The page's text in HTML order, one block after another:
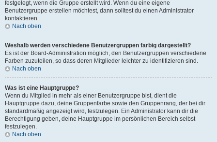
festgelegt, wenn die Gruppe erstellt wird. Wenn du eine eigene
Benutzergruppe erstellen möchtest, dann solltest du einen Administrator
kontaktieren.
Nach oben
Weshalb werden verschiedene Benutzergruppen farbig dargestellt?
Es ist der Board-Administration möglich, den Benutzergruppen verschiedene
Farben zuzuteilen, so dass deren Mitglieder leichter zu identifizieren sind.
Nach oben
Was ist eine Hauptgruppe?
Wenn du Mitglied in mehr als einer Benutzergruppe bist, dient die
Hauptgruppe dazu, deine Gruppenfarbe sowie den Gruppenrang, der bei dir
standardmäßig angezeigt wird, festzulegen. Ein Administrator kann dir die
Berechtigung geben, deine Hauptgruppe im persönlichen Bereich selbst
festzulegen.
Nach oben